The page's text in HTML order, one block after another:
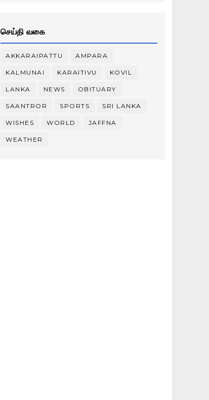
செய்தி வகை
AKKARAIPATTU AMPARA
KALMUNAI KARAITIVU KOVIL
LANKA NEWS OBITUARY
SAANTROR SPORTS SRI LANKA
WISHES WORLD JAFFNA
WEATHER